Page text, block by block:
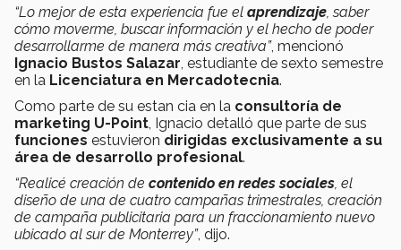
“Lo mejor de esta experiencia fue el aprendizaje , saber
cómo moverme, buscar información y el hecho de poder
desarrollarme de manera más creativa”, mencionó
Ignacio Bustos Salazar , estudiante de sexto semestre
en la Licenciatura en Mercadotecnia.
Como parte de su estan cia en la consultoría de
marketing U-Point , Ignacio detalló que parte de sus
funciones estuvieron dirigidas exclusivamente a su
área de desarrollo profesional.
“Realicé creación de contenido en redes sociales , el
diseño de una de cuatro campañas trimestrales, creación
de campaña publicitaria para un fraccionamiento nuevo
ubicado al sur de Monterrey”, dijo.